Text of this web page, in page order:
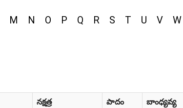
M N O P Q R S T U V W
నక్షత్ర పాదం బాంధ్యవ్య